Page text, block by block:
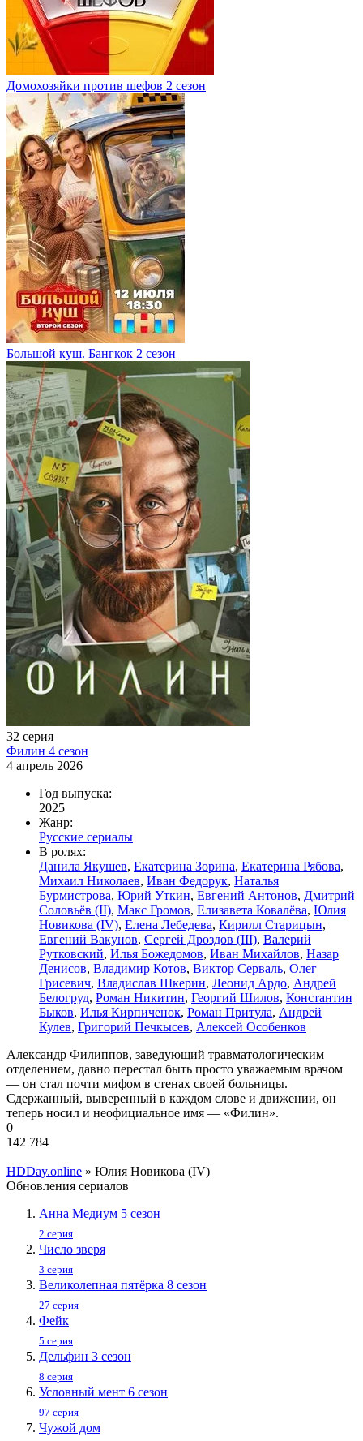
Домохозяйки против шефов 2 сезон
Большой куш. Бангкок 2 сезон
32 серия
Филин 4 сезон
4 апрель 2026
Год выпуска:
2025
Жанр:
Русские сериалы
В ролях:
Данила Якушев, Екатерина Зорина, Екатерина Рябова,
Михаил Николаев, Иван Федорук, Наталья
Бурмистрова, Юрий Уткин, Евгений Антонов, Дмитрий
Соловьёв (II), Макс Громов, Елизавета Ковалёва, Юлия
Новикова (IV), Елена Лебедева, Кирилл Старицын,
Евгений Вакунов, Сергей Дроздов (III), Валерий
Рутковский, Илья Божедомов, Иван Михайлов, Назар
Денисов, Владимир Котов, Виктор Серваль, Олег
Грисевич, Владислав Шкерин, Леонид Ардо, Андрей
Белогруд, Роман Никитин, Георгий Шилов, Константин
Быков, Илья Кирпиченок, Роман Притула, Андрей
Кулев, Григорий Печкысев, Алексей Особенков
Александр Филиппов, заведующий травматологическим
отделением, давно перестал быть просто уважаемым врачом
— он стал почти мифом в стенах своей больницы.
Сдержанный, выверенный в каждом слове и движении, он
теперь носил и неофициальное имя — «Филин».
0
142 784
HDDay.online » Юлия Новикова (IV)
Обновления сериалов
Анна Медиум 5 сезон
2 серия
Число зверя
3 серия
Великолепная пятёрка 8 сезон
27 серия
Фейк
5 серия
Дельфин 3 сезон
8 серия
Условный мент 6 сезон
97 серия
Чужой дом